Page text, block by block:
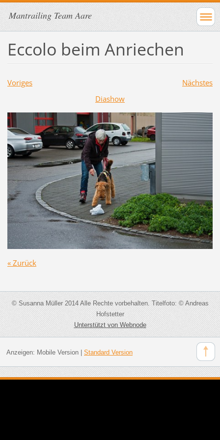
Mantrailing Team Aare
Eccolo beim Anriechen
Voriges
Nächstes
Diashow
« Zurück
© Susanna Müller 2014 Alle Rechte vorbehalten. Titelfoto: © Andreas
Hofstetter
Unterstützt von Webnode
Anzeigen: Mobile Version| Standard Version